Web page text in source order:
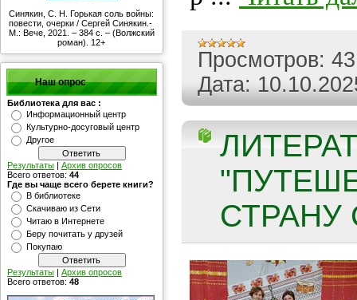
Синякин, С. Н. Горькая соль войны:
повести, очерки / Сергей Синякин.-
М.: Вече, 2021. – 384 с. – (Волжский
роман). 12+
Наш опрос
Библиотека для вас :
Информационный центр
Культурно-досуговый центр
Другое
Результаты | Архив опросов
Всего ответов: 44
Где вы чаще всего берете книги?
В библиотеке
Скачиваю из Сети
Читаю в Интернете
Беру почитать у друзей
Покупаю
Результаты | Архив опросов
Всего ответов: 48
Просмотров: 43
Дата:
СТРАНУ